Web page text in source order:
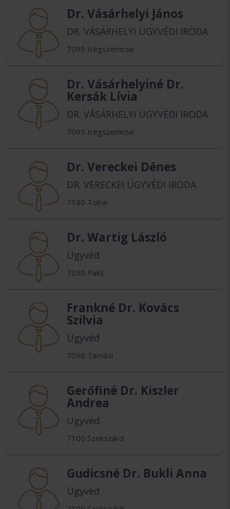
Dr. Vásárhelyi János
DR. VÁSÁRHELYI ÜGYVÉDI IRODA
7095 Iregszemcse
Dr. Vásárhelyiné Dr.
Kersák Lívia
DR. VÁSÁRHELYI ÜGYVÉDI IRODA
7095 Iregszemcse
Dr. Vereckei Dénes
DR. VERECKEI ÜGYVÉDI IRODA
7130 Tolna
Dr. Wartig László
Ügyvéd
7030 Paks
Frankné Dr. Kovács
Szilvia
Ügyvéd
7090 Tamási
Gerőfiné Dr. Kiszler
Andrea
Ügyvéd
7100 Szekszárd
Gudicsné Dr. Bukli Anna
Ügyvéd